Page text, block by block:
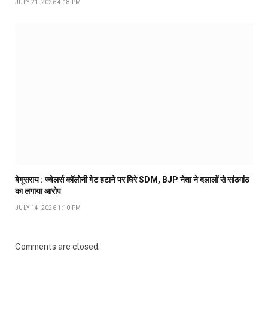
JULY 21, 2026 4:18 PM
बेगूसराय : ज्वेलर्स कॉलोनी गेट हटाने पर घिरे SDM, BJP नेता ने दलालों से सांठगांठ
का लगाया आरोप
JULY 14, 2026 1:10 PM
Comments are closed.